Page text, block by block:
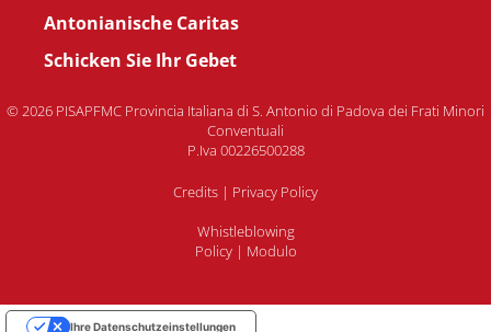
Antonianische Caritas
Schicken Sie Ihr Gebet
© 2026 PISAPFMC Provincia Italiana di S. Antonio di Padova dei Frati Minori
Conventuali
P.Iva 00226500288
Credits | Privacy Policy
Whistleblowing
Policy| Modulo
Ihre Datenschutzeinstellungen